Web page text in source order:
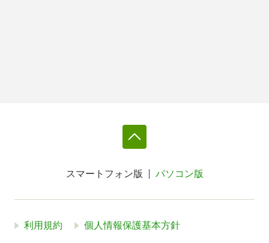
スマートフォン版 パソコン版
利用規約 個人情報保護基本方針